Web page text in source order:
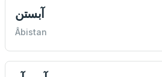
آبستن
Âbistan